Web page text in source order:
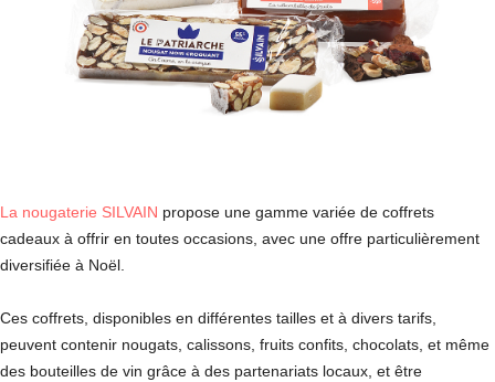
La nougaterie SILVAIN propose une gamme variée de coffrets
cadeaux à offrir en toutes occasions, avec une offre particulièrement
diversifiée à Noël.
Ces coffrets, disponibles en différentes tailles et à divers tarifs,
peuvent contenir nougats, calissons, fruits confits, chocolats, et même
des bouteilles de vin grâce à des partenariats locaux, et être